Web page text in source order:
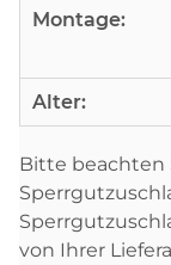
Montage:
Alter:
Bitte beachten
von Ihrer